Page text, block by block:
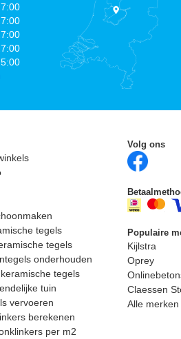
tegels
tegels
onderhouden
tegels
tuin
vervoeren
berekenen
per m2
Volg ons
Populaire
Kijlstra
Oprey
Claessen
Alle merken